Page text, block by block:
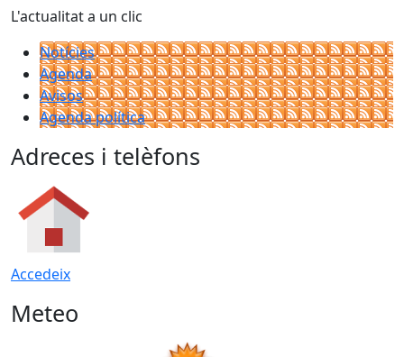
L'actualitat a un clic
Notícies
Agenda
Avisos
Agenda política
Adreces i telèfons
Accedeix
Meteo